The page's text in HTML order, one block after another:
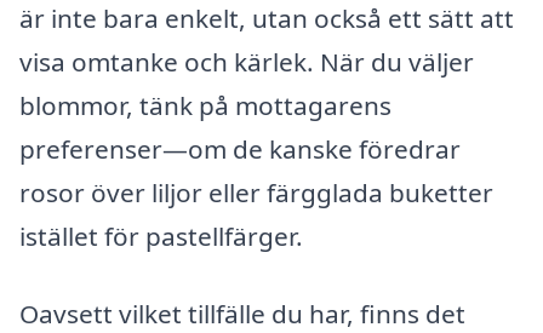
är inte bara enkelt, utan också ett sätt att
visa omtanke och kärlek. När du väljer
blommor, tänk på mottagarens
preferenser—om de kanske föredrar
rosor över liljor eller färgglada buketter
istället för pastellfärger.
Oavsett vilket tillfälle du har, finns det